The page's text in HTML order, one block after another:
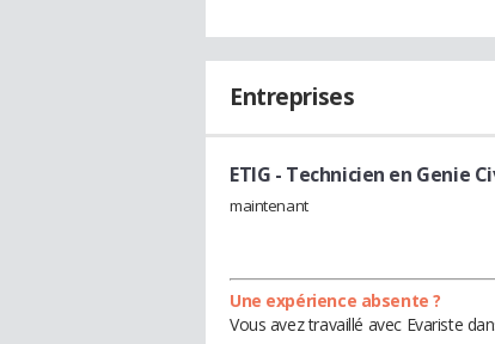
Entreprises
ETIG - Technicien en Genie
maintenant
Une expérience absente ?
Vous avez travaillé avec Evariste